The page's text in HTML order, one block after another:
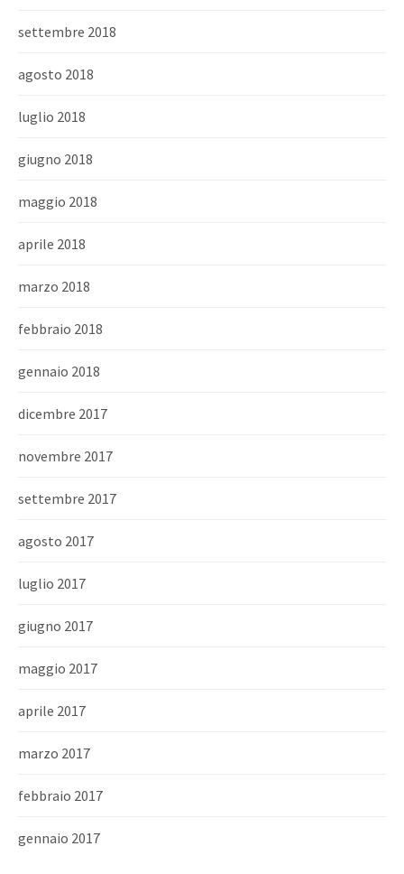
settembre 2018
agosto 2018
luglio 2018
giugno 2018
maggio 2018
aprile 2018
marzo 2018
febbraio 2018
gennaio 2018
dicembre 2017
novembre 2017
settembre 2017
agosto 2017
luglio 2017
giugno 2017
maggio 2017
aprile 2017
marzo 2017
febbraio 2017
gennaio 2017